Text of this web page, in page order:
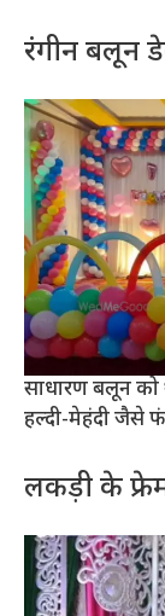
रंगीन बलून
साधारण बलून को
हल्दी-मेहंदी जैसे
लकड़ी के